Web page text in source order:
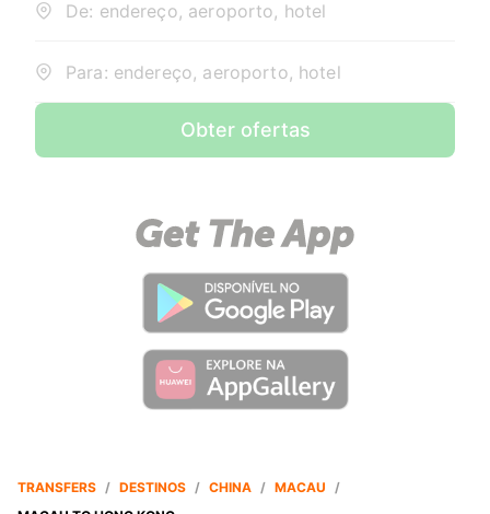
De: endereço, aeroporto, hotel
Para: endereço, aeroporto, hotel
Obter ofertas
TRANSFERS / DESTINOS / CHINA / MACAU /